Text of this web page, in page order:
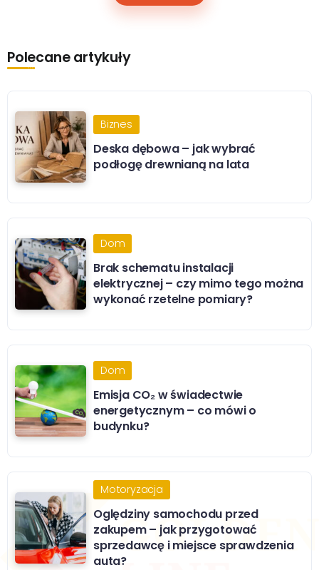
Polecane artykuły
Biznes
Deska dębowa – jak wybrać
podłogę drewnianą na lata
Dom
Brak schematu instalacji
elektrycznej – czy mimo tego można
wykonać rzetelne pomiary?
Dom
Emisja CO₂ w świadectwie
energetycznym – co mówi o
budynku?
Motoryzacja
Oględziny samochodu przed
zakupem – jak przygotować
sprzedawcę i miejsce sprawdzenia
auta?